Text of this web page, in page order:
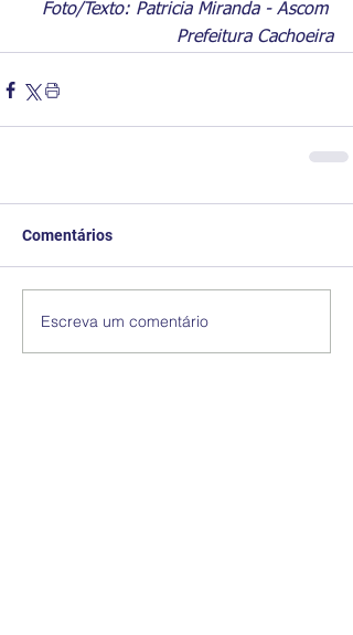
Foto/Texto: Patricia Miranda - Ascom
Prefeitura Cachoeira
Comentários
Escreva um comentário